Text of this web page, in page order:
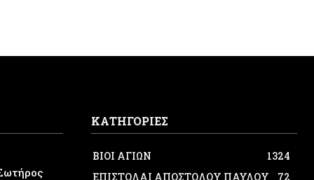
ΚΑΤΗΓΟΡΙΕΣ
ΒΙΟΙ ΑΓΙΩΝ
1324
ΕΠΙΣΤΟΛΑΙ ΑΠΟΣΤΟΛΟΥ ΠΑΥΛΟΥ
72